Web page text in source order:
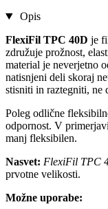
Opis
FlexiFil TPC 40D je
združuje prožnost,
material je neverjetno
natisnjeni deli skoraj
stisniti in raztegniti, ne
Poleg odlične
odpornost. V
manj fleksibilen.
Nasvet: FlexiFil TPC
prvotne velikosti.
Možne uporabe: